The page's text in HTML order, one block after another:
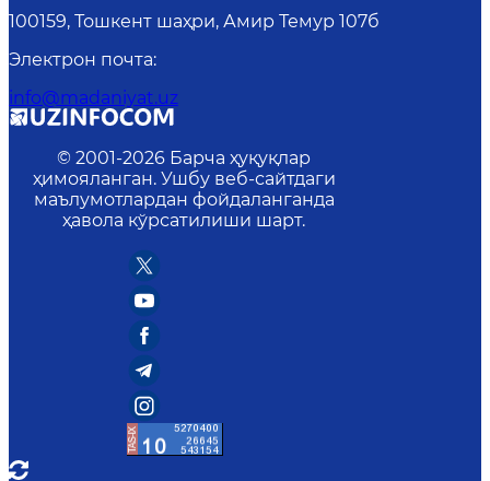
100159, Тошкент шаҳри, Амир Темур 107б
Электрон почта:
info@madaniyat.uz
© 2001-2026 Барча ҳуқуқлар
ҳимояланган. Ушбу веб-сайтдаги
маълумотлардан фойдаланганда
ҳавола кўрсатилиши шарт.